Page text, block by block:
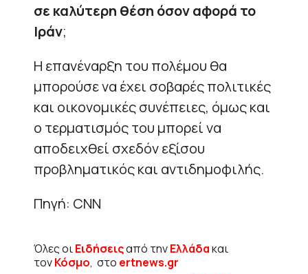
σε καλύτερη θέση όσον αφορά το
Ιράν;
Η επανέναρξη του πολέμου θα
μπορούσε να έχει σοβαρές πολιτικές
και οικονομικές συνέπειες, όμως και
ο τερματισμός του μπορεί να
αποδειχθεί σχεδόν εξίσου
προβληματικός και αντιδημοφιλής.
Πηγή: CNN
Όλες οιΕιδήσειςαπό τηνΕλλάδακαι
τονΚόσμο, στο ertnews.gr